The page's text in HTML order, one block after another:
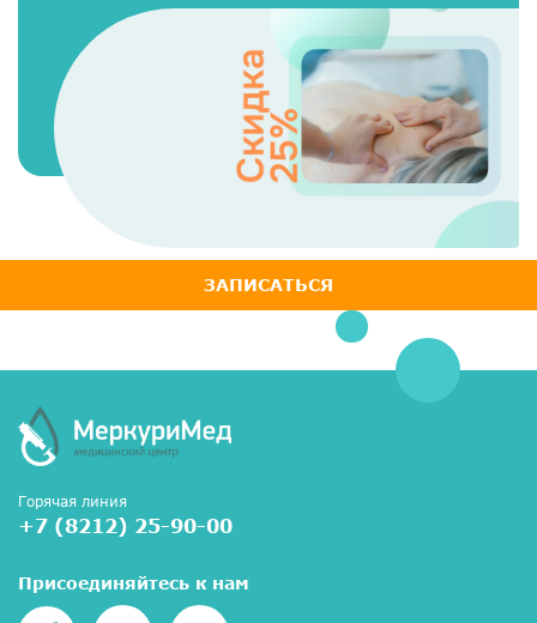
ЗАПИСАТЬСЯ
Горячая линия
+7 (8212) 25-90-00
Присоединяйтесь к нам